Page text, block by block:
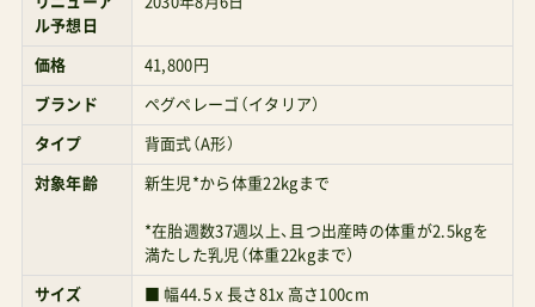
価格
ブランド ペグペレーゴ（イタリア）
タイプ 背面式（A形）
対象年齢 新生児*から体重22kgまで
*在胎週数37週以上、且つ出産時の体重が2.5kgを
高さ
■ 幅44.5 x 長さ81x 高さ100cm
■ 幅44.5 x 厚み25x 高さ50cm（折りたたみ時）